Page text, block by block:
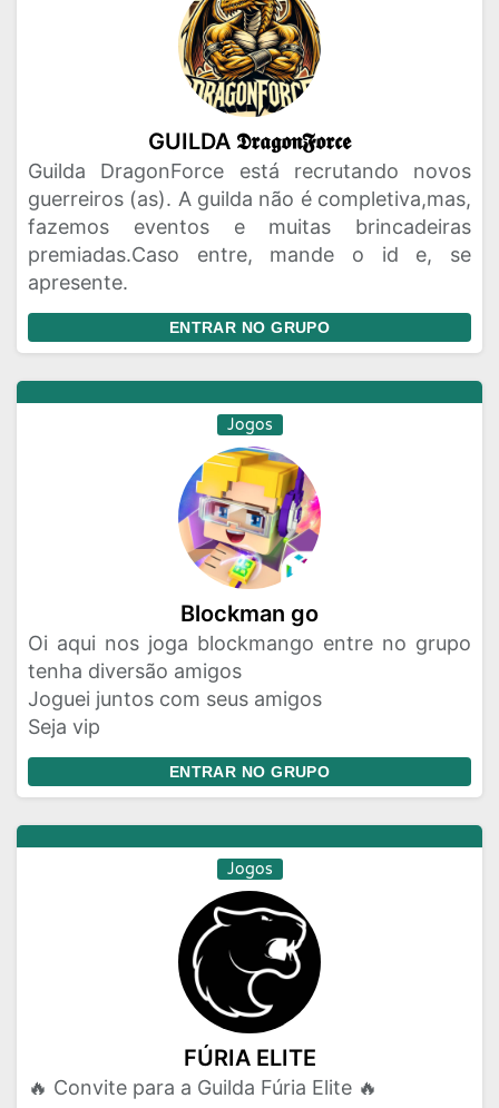
GUILDA 𝕯𝖗𝖆𝖌𝖔𝖓𝕱𝖔𝖗𝖈𝖊
Guilda DragonForce está recrutando novos
guerreiros (as). A guilda não é completiva,mas,
fazemos eventos e muitas brincadeiras
premiadas.Caso entre, mande o id e, se
apresente.
ENTRAR NO GRUPO
Jogos
Blockman go
Oi aqui nos joga blockmango entre no grupo
tenha diversão amigos
Joguei juntos com seus amigos
Seja vip
ENTRAR NO GRUPO
Jogos
FÚRIA ELITE
🔥 Convite para a Guilda Fúria Elite 🔥